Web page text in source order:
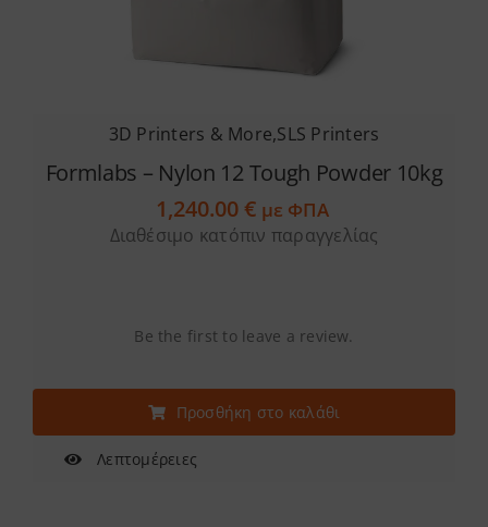
3D Printers & More,SLS Printers
Formlabs – Nylon 12 Tough Powder 10kg
1,240.00€ με ΦΠΑ
Διαθέσιμο κατόπιν παραγγελίας
Be the first to leave a review.
Προσθήκη στο καλάθι
Λεπτομέρειες